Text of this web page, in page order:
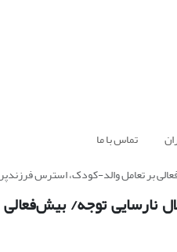
تماس با ما
بر تعامل والد-کودک، استرس
نارسایی توجه/